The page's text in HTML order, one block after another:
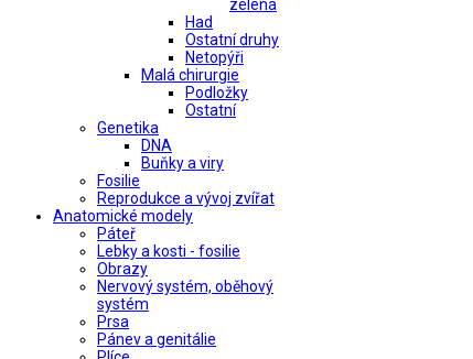
zelená
Had
Ostatní druhy
Netopýři
Malá chirurgie
Podložky
Ostatní
Genetika
DNA
Buňky a viry
Fosilie
Reprodukce a vývoj zvířat
Anatomické modely
Páteř
Lebky a kosti - fosilie
Obrazy
Nervový systém, oběhový
systém
Prsa
Pánev a genitálie